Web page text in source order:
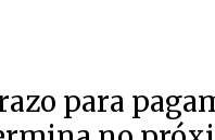
para